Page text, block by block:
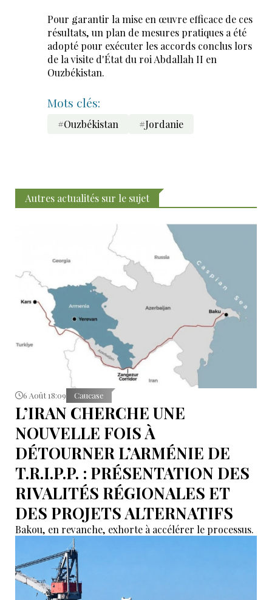
Pour garantir la mise en œuvre efficace de ces
résultats, un plan de mesures pratiques a été
adopté pour exécuter les accords conclus lors
de la visite d'État du roi Abdallah II en
Ouzbékistan.
Mots clés:
#Ouzbékistan #Jordanie
Autres actualités sur le sujet
6 Août 18:09 Caucase
L’IRAN CHERCHE UNE
NOUVELLE FOIS À
DÉTOURNER L’ARMÉNIE DE
T.R.I.P.P. : PRÉSENTATION DES
RIVALITÉS RÉGIONALES ET
DES PROJETS ALTERNATIFS
Bakou, en revanche, exhorte à accélérer le processus.